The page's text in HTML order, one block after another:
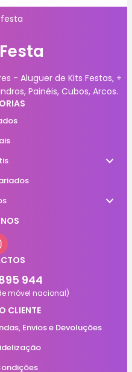
- Aluguer de Kits Festas, +
Painéis, Cubos, Arcos.
944
móvel nacional)
CLIENTE
Envios e Devoluções